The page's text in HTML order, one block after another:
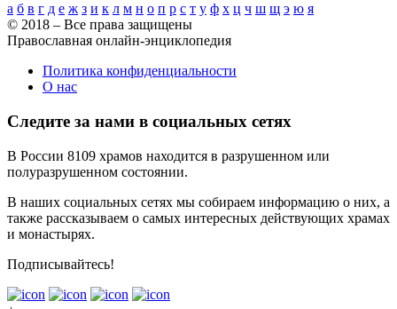
а б в г д е ж з и к л м н о п р с т у ф х ц ч ш щ э ю я
© 2018 – Все права защищены
Православная онлайн-энциклопедия
Политика конфиденциальности
О нас
Следите за нами в социальных сетях
В России 8109 храмов находится в разрушенном или
полуразрушенном состоянии.
В наших социальных сетях мы собираем информацию о них, а
также рассказываем о самых интересных действующих храмах
и монастырях.
Подписывайтесь!